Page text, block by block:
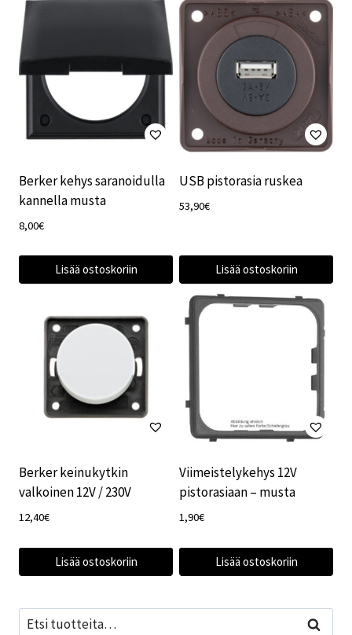
Berker kehys saranoidulla
kannella musta
8,00€
Lisää ostoskoriin
USB pistorasia ruskea
53,90€
Lisää ostoskoriin
Berker keinukytkin
valkoinen 12V / 230V
12,40€
Lisää ostoskoriin
Viimeistelykehys 12V
pistorasiaan – musta
1,90€
Lisää ostoskoriin
Etsi: Haku